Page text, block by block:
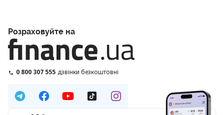
Розраховуйте на
0 800 307 555 дзвінки безкоштовні